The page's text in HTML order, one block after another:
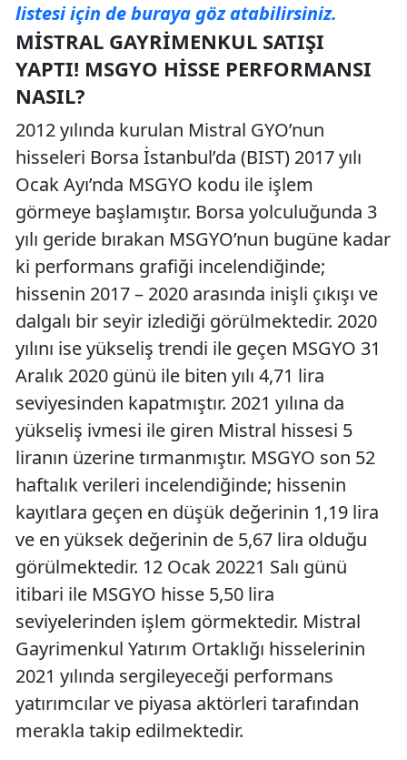
listesi için de buraya göz atabilirsiniz.
MISTRAL GAYRIMENKUL SATIŞI
YAPTI! MSGYO HISSE PERFORMANSI
NASIL?
2012 yılında kurulan Mistral GYO’nun
hisseleri Borsa İstanbul’da (BIST) 2017 yılı
Ocak Ayı’nda MSGYO kodu ile işlem
görmeye başlamıştır. Borsa yolculuğunda 3
yılı geride bırakan MSGYO’nun bugüne kadar
ki performans grafiği incelendiğinde;
hissenin 2017 – 2020 arasında inişli çıkışı ve
dalgalı bir seyir izlediği görülmektedir. 2020
yılını ise yükseliş trendi ile geçen MSGYO 31
Aralık 2020 günü ile biten yılı 4,71 lira
seviyesinden kapatmıştır. 2021 yılına da
yükseliş ivmesi ile giren Mistral hissesi 5
liranın üzerine tırmanmıştır. MSGYO son 52
haftalık verileri incelendiğinde; hissenin
kayıtlara geçen en düşük değerinin 1,19 lira
ve en yüksek değerinin de 5,67 lira olduğu
görülmektedir. 12 Ocak 20221 Salı günü
itibari ile MSGYO hisse 5,50 lira
seviyelerinden işlem görmektedir. Mistral
Gayrimenkul Yatırım Ortaklığı hisselerinin
2021 yılında sergileyeceği performans
yatırımcılar ve piyasa aktörleri tarafından
merakla takip edilmektedir.